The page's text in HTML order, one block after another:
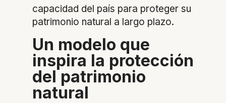
capacidad del país para proteger su
patrimonio natural a largo plazo.
Un modelo que
inspira la protección
del patrimonio
natural